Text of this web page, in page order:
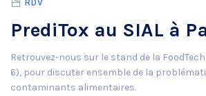
RDV
PrediTox au SIAL à
Retrouvez-nous sur le stand de la
6), pour discuter ensemble de la
contaminants alimentaires.